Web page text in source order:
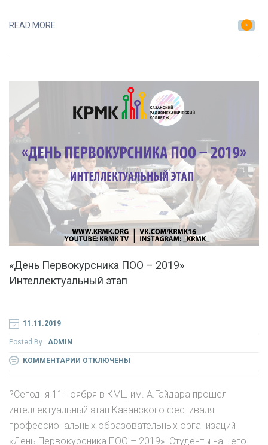
READ MORE
«День Первокурсника ПОО – 2019»
Интеллектуальный этап
11.11.2019
Posted By : ADMIN
КОММЕНТАРИИ К
«ДЕНЬ
ПЕРВОКУРСНИКА
ПОО
–
ОТКЛЮЧЕНЫ
?Сегодня 11 ноября в КМЦ им. А.Гайдара прошел
интеллектуальный этап Казанского фестиваля
профессиональных образовательных организаций
«День Первокурсника ПОО – 2019». Студенты нашего